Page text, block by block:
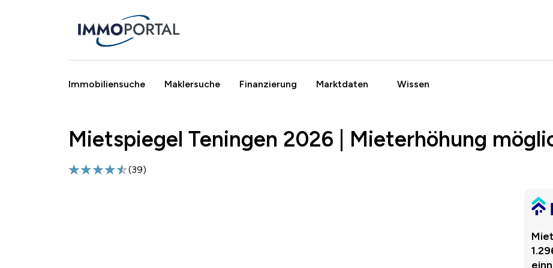
Immobiliensuche Maklersuche Finanzierung Marktdaten Wissen
Breadcrumb
Mietspiegel Teningen 2026 | Mieterhöhung
(39)